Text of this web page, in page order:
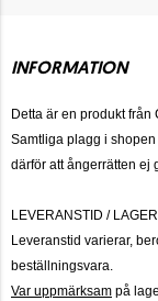
INFORMATION
Detta är en produkt
Samtliga plagg i
därför att ångerrätten ej
LEVERANSTID /
Leveranstid varierar,
beställningsvara.
Var uppmärksam på